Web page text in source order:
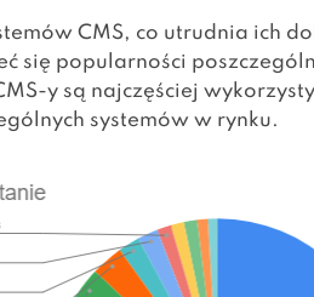
CMS, co utrudnia ich
się popularności
y są najczęściej
systemów w rynku.